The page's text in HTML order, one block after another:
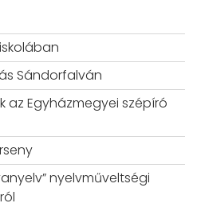
Sándorfalván
az Egyházmegyei szépíró
nyelvműveltségi